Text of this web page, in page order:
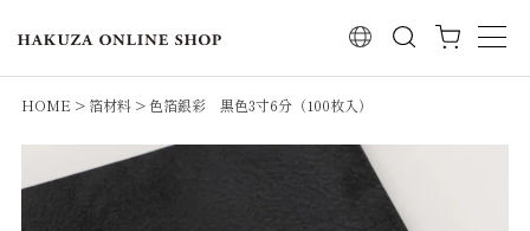
検索
HOME 箔材料 色箔銀彩 黒色3寸6分（100枚入）